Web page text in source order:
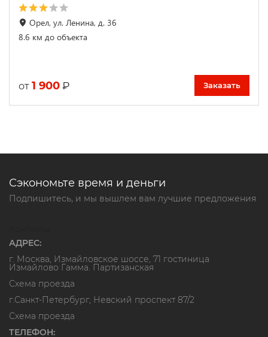
Орел, ул. Ленина, д. 36
8.6 км до объекта
от 1 900 ₽ Заказать
Сэкономьте время и деньги
Подпишитесь, и мы вышлем вам лучшие предложения
АДРЕС:
г. Москва, Измайловское шоссе, 71 гостиница
Измайлово Гамма. Партизанская
Схема проезда
г.Санкт-Петербург, Невский проспект 87/2
Схема проезда
ТЕЛЕФОН: